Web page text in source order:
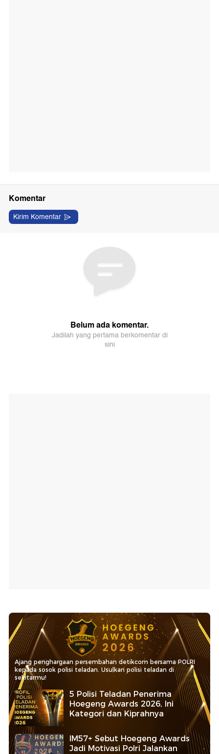
Ajang penghargaan persembahan detikcom bersama POLRI
kepada sosok polisi teladan. Usulkan polisi teladan di
sekitarmu!
5 Polisi Teladan Penerima
Hoegeng Awards 2026, Ini
Kategori dan Kiprahnya
IM57+ Sebut Hoegeng Awards
Jadi Motivasi Polri Jalankan